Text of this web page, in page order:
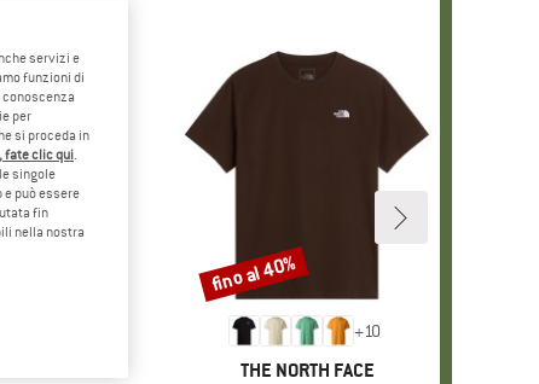
+10
MARCHIO
THE NORTH FACE
Sconto
fino al 40%
servizi e
funzioni di
per
si proceda in
fate clic qui.
singole
può essere
fin
nella nostra